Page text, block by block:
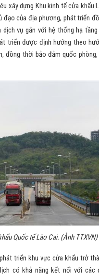
xây dựng Khu kinh tế cửa khẩu
của địa phương, phát triển
vụ gắn với hệ thống hạ
triển được định hướng theo
đồng thời bảo đảm quốc phòng,
Quốc tế Lào Cai. (Ảnh TTXVN)
triển khu vực cửa khẩu trở
có khả năng kết nối với các